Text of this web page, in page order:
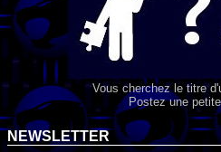
Vous cherchez le titre
Postez une
NEWSLETTER